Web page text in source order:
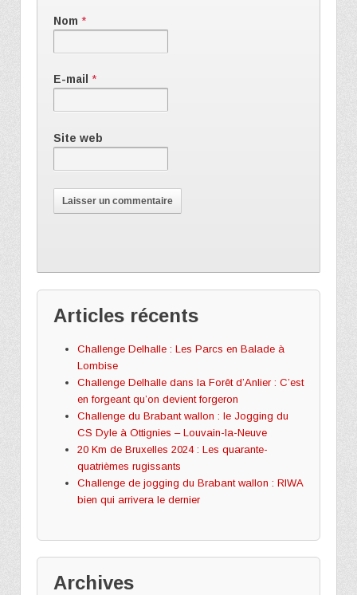
Nom *
E-mail *
Site web
Articles récents
Challenge Delhalle : Les Parcs en Balade à
Lombise
Challenge Delhalle dans la Forêt d’Anlier : C’est
en forgeant qu’on devient forgeron
Challenge du Brabant wallon : le Jogging du
CS Dyle à Ottignies – Louvain-la-Neuve
20 Km de Bruxelles 2024 : Les quarante-
quatrièmes rugissants
Challenge de jogging du Brabant wallon : RIWA
bien qui arrivera le dernier
Archives